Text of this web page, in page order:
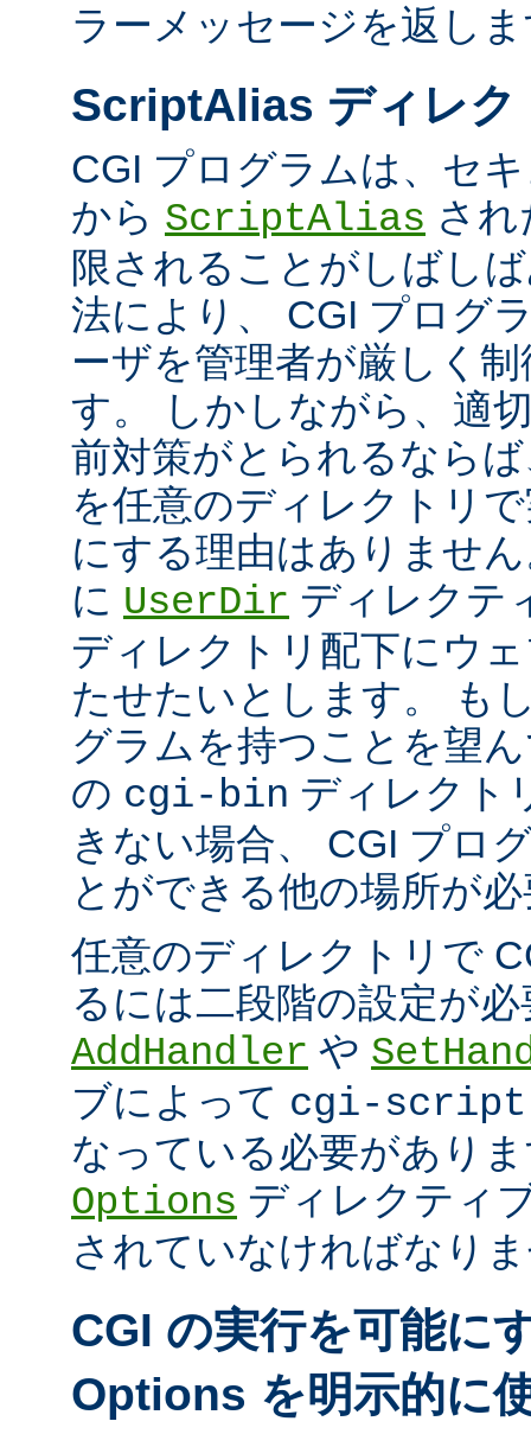
ラーメッセージを返し
ScriptAlias ディレク
CGI プログラムは、セ
から ScriptAlias さ
限されることがしばし
法により、 CGI プログ
ーザを管理者が厳しく
す。 しかしながら、適
前対策がとられるなら
を任意のディレクトリ
にする理由はありませ
に UserDir ディレクテ
ディレクトリ配下にウ
たせたいとします。 も
グラムを持つことを望
の cgi-bin ディレクト
きない場合、 CGI プロ
とができる他の場所が
任意のディレクトリで
るには二段階の設定が
AddHandler や
ブによって cgi-script
なっている必要があり
Options ディレクティ
されていなければなり
CGI の実行を可能に
Options を明示的に